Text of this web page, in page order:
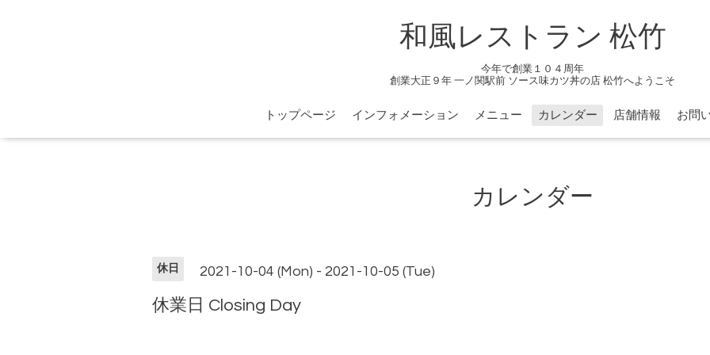
和風レストラン 松竹
今年で創業１０４周年
創業大正９年 一ノ関駅前 ソース味カツ丼の店 松竹へようこそ
トップページ インフォメーション メニュー カレンダー 店舗情報 お問
カレンダー
休日 2021-10-04 (Mon) - 2021-10-05 (Tue)
休業日 Closing Day